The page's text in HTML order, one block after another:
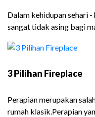
Dalam kehidupan sehari
sangat tidak asing bagi
3 Pilihan Fireplace
Perapian merupakan
rumah klasik.Perapian